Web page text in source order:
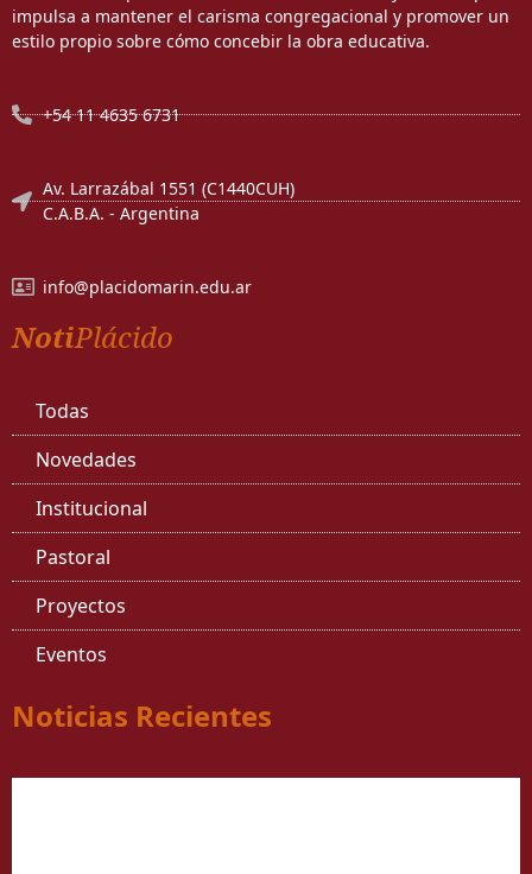
impulsa a mantener el carisma congregacional y promover un
estilo propio sobre cómo concebir la obra educativa.
+54 11 4635 6731
Av. Larrazábal 1551 (C1440CUH)
C.A.B.A. - Argentina
info@placidomarin.edu.ar
NotiPlácido
Todas
Novedades
Institucional
Pastoral
Proyectos
Eventos
Noticias Recientes